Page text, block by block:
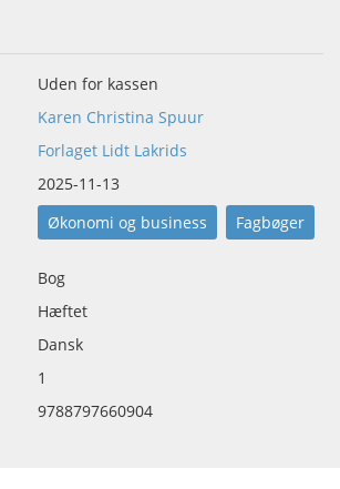
Uden for kassen
Karen Christina Spuur
Forlaget Lidt Lakrids
2025-11-13
Økonomi og business Fagbøger
Bog
Hæftet
Dansk
1
9788797660904